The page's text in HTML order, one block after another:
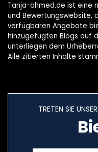
Tanja-ahmed.de ist eine
und Bewertungswebsite,
verfügbaren Angebote
hinzugefügten Blogs auf
unterliegen dem
Alle zitierten Inhalte
TRETEN SIE